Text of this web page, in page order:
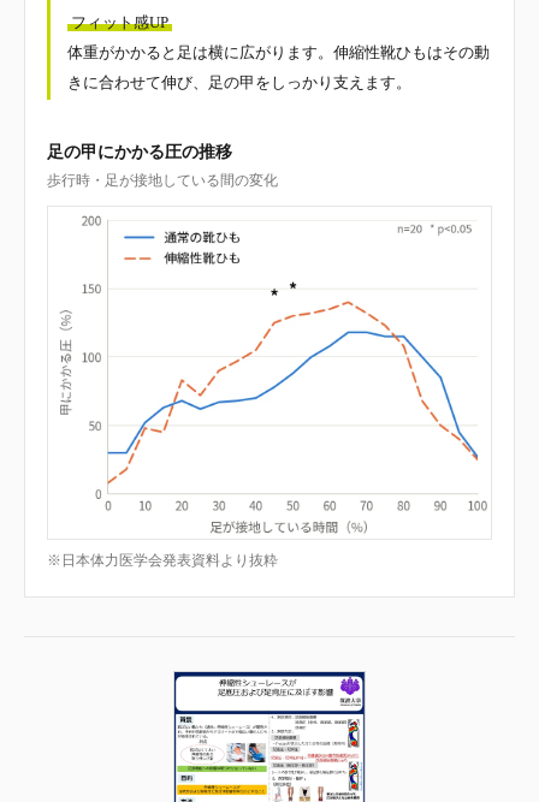
フィット感UP
体重がかかると足は横に広がります。伸縮性靴ひもはその動
きに合わせて伸び、足の甲をしっかり支えます。
足の甲にかかる圧の推移
歩行時・足が接地している間の変化
※日本体力医学会発表資料より抜粋